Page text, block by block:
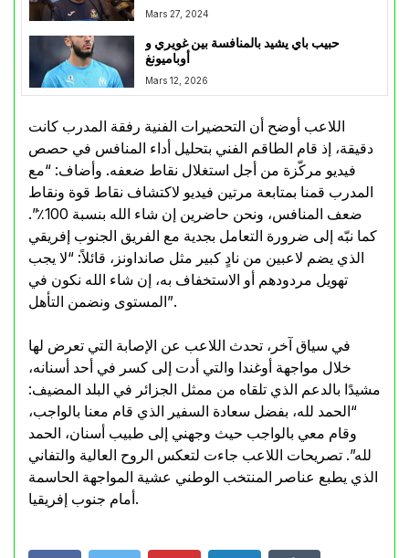
Mars 27, 2024
حبيب باي يشيد بالمنافسة بين غويري و
أوباميونغ
Mars 12, 2026
اللاعب أوضح أن التحضيرات الفنية رفقة المدرب كانت
دقيقة، إذ قام الطاقم الفني بتحليل أداء المنافس في حصص
فيديو مركّزة من أجل استغلال نقاط ضعفه. وأضاف: “مع
المدرب قمنا بمتابعة مرتين فيديو لاكتشاف نقاط قوة ونقاط
ضعف المنافس، ونحن حاضرين إن شاء الله بنسبة 100٪”.
كما نبّه إلى ضرورة التعامل بجدية مع الفريق الجنوب إفريقي
الذي يضم لاعبين من نادٍ كبير مثل صانداونز، قائلاً: “لا يجب
تهويل مردودهم أو الاستخفاف به، إن شاء الله نكون في
المستوى ونضمن التأهل”.
في سياق آخر، تحدث اللاعب عن الإصابة التي تعرض لها
خلال مواجهة أوغندا والتي أدت إلى كسر في أحد أسنانه،
مشيدًا بالدعم الذي تلقاه من ممثل الجزائر في البلد المضيف:
“الحمد لله، بفضل سعادة السفير الذي قام معنا بالواجب،
وقام معي بالواجب حيث وجهني إلى طبيب أسنان، الحمد
لله”. تصريحات اللاعب جاءت لتعكس الروح العالية والتفاني
الذي يطبع عناصر المنتخب الوطني عشية المواجهة الحاسمة
أمام جنوب إفريقيا.